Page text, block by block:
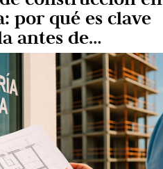
por qué es clave
antes de